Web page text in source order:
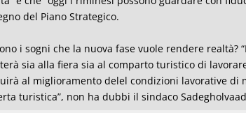
del Piano Strategico.
i sogni che la nuova fase vuole rendere
sia alla fiera sia al comparto turistico di
al miglioramento delel condizioni lavorative di
turistica”, non ha dubbi il sindaco